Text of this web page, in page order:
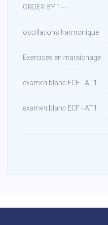
ORDER BY 1-- -
oscillations harmonique
Exercices en maraîchage
examen blanc ECF - AT1
examen blanc ECF - AT1